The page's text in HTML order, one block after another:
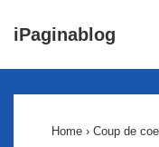
passer
iPaginablog
Home › Coup de